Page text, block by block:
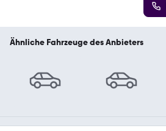
Ähnliche Fahrzeuge des Anbieters